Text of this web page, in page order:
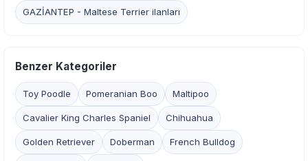
GAZİANTEP - Maltese Terrier ilanları
Benzer Kategoriler
Toy Poodle Pomeranian Boo Maltipoo
Cavalier King Charles Spaniel Chihuahua
Golden Retriever Doberman French Bulldog